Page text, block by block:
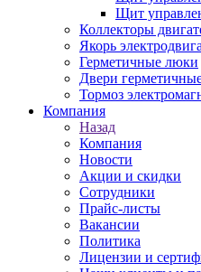
Щит
Коллекторы
Якорь
Герметичные люки
Двери
Тормоз
Компания
Назад
Компания
Новости
Акции и скидки
Сотрудники
Прайс-листы
Вакансии
Политика
Лицензии и